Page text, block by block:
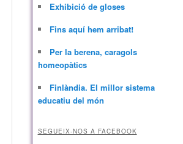
Exhibició de gloses
Fins aquí hem arribat!
Per la berena, caragols
homeopàtics
Finlàndia. El millor sistema
educatiu del món
SEGUEIX-NOS A FACEBOOK